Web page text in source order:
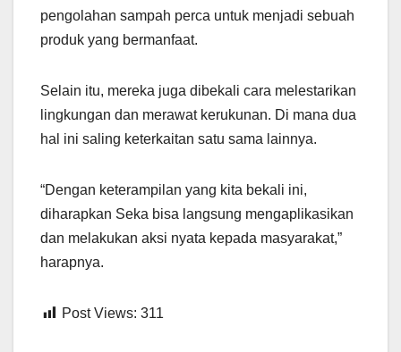
pengolahan sampah perca untuk menjadi sebuah
produk yang bermanfaat.
Selain itu, mereka juga dibekali cara melestarikan
lingkungan dan merawat kerukunan. Di mana dua
hal ini saling keterkaitan satu sama lainnya.
“Dengan keterampilan yang kita bekali ini,
diharapkan Seka bisa langsung mengaplikasikan
dan melakukan aksi nyata kepada masyarakat,”
harapnya.
Post Views: 311